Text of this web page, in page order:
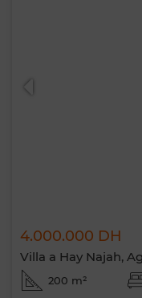
4.000.000 DH
Villa a Hay Najah,
200 m²